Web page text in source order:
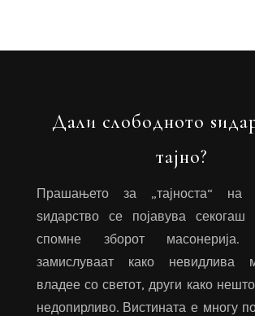
Дали слободното
тајно?
Прашањето за „тајноста“ на
ѕидарство се појавува
спомне зборот
замислуваат како невидлива
владее со светот, други како
недопирливо. Вистината е многу